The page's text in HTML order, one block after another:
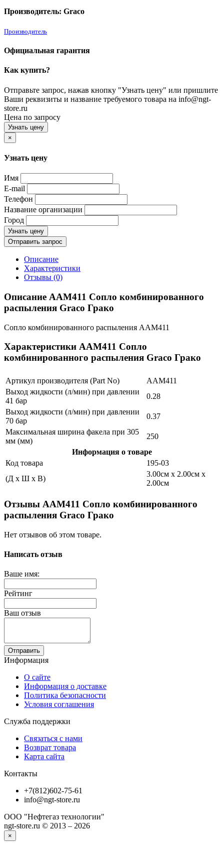
Производитель: Graco
Производитель
Официальная гарантия
Как купить?
Отправьте запрос, нажав кнопку "Узнать цену" или пришлите
Ваши реквизиты и название требуемого товара на info@ngt-
store.ru
Цена по запросу
Узнать цену
×
Узнать цену
Имя
E-mail
Телефон
Название организации
Город
Узнать цену
Отправить запрос
Описание
Характеристики
Отзывы (0)
Описание AAM411 Сопло комбинированного
распыления Graco Грако
Сопло комбинированного распыления AAM411
Характеристики AAM411 Сопло
комбинированного распыления Graco Грако
Артикул производителя (Part No)
AAM411
Выход жидкости (л/мин) при давлении
41 бар
0.28
Выход жидкости (л/мин) при давлении
70 бар
0.37
Максимальная ширина факела при 305
мм (мм)
250
Информация о товаре
Код товара
195-03
(Д x Ш x В)
3.00см x 2.00см x
2.00см
Отзывы AAM411 Сопло комбинированного
распыления Graco Грако
Нет отзывов об этом товаре.
Написать отзыв
Ваше имя:
Рейтинг
Ваш отзыв
Отправить
Информация
О сайте
Информация о доставке
Политика безопасности
Условия соглашения
Служба поддержки
Связаться с нами
Возврат товара
Карта сайта
Контакты
+7(812)602-75-61
info@ngt-store.ru
ООО "Нефтегаз технологии"
ngt-store.ru © 2013 – 2026
×